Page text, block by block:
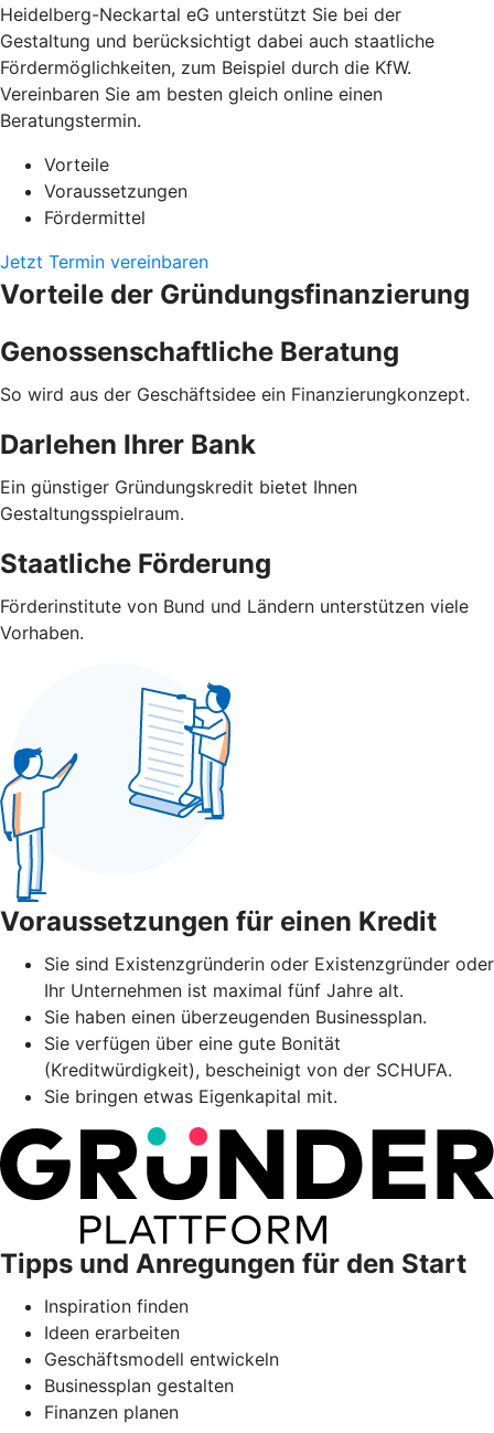
Heidelberg-Neckartal eG unterstützt Sie bei der
Gestaltung und berücksichtigt dabei auch staatliche
Fördermöglichkeiten, zum Beispiel durch die KfW.
Vereinbaren Sie am besten gleich online einen
Beratungstermin.
Vorteile
Voraussetzungen
Fördermittel
Jetzt Termin vereinbaren
Vorteile der Gründungsfinanzierung
Genossenschaftliche Beratung
So wird aus der Geschäftsidee ein Finanzierungkonzept.
Darlehen Ihrer Bank
Ein günstiger Gründungskredit bietet Ihnen
Gestaltungsspielraum.
Staatliche Förderung
Förderinstitute von Bund und Ländern unterstützen viele
Vorhaben.
Voraussetzungen für einen Kredit
Sie sind Existenzgründerin oder Existenzgründer oder
Ihr Unternehmen ist maximal fünf Jahre alt.
Sie haben einen überzeugenden Businessplan.
Sie verfügen über eine gute Bonität
(Kreditwürdigkeit), bescheinigt von der SCHUFA.
Sie bringen etwas Eigenkapital mit.
Tipps und Anregungen für den Start
Inspiration finden
Ideen erarbeiten
Geschäftsmodell entwickeln
Businessplan gestalten
Finanzen planen